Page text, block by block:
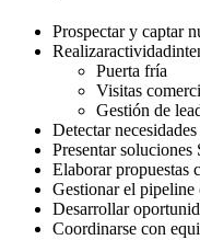
Prospectar y captar
Puerta fría
Visitas
Gestión de
Detectar
Presentar soluciones
Elaborar propuestas
Gestionar el
Desarrollar
Coordinarse con